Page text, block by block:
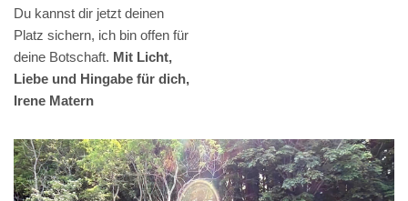
Du kannst dir jetzt deinen
Platz sichern, ich bin offen für
deine Botschaft. Mit Licht,
Liebe und Hingabe für dich,
Irene Matern